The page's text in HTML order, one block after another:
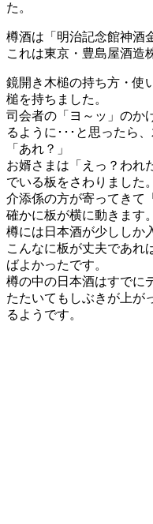
た。
樽酒は「明治記念館神酒
これは東京・豊島屋酒造
鏡開き木槌の持ち方・使
槌を持ちました。
司会者の「ヨ～ッ」のか
るように･･･と思ったら
「あれ？」
お婿さまは「えっ？われ
でいる板をさわりました。
介添係の方が寄ってきて
確かに板が横に動きます。
樽には日本酒が少ししか
こんなに板が丈夫であれ
ばよかったです。
樽の中の日本酒はすでに
たたいてもしぶきが上が
るようです。